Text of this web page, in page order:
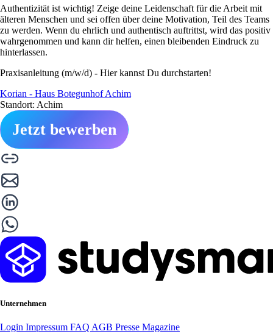
Authentizität ist wichtig! Zeige deine Leidenschaft für die Arbeit mit
älteren Menschen und sei offen über deine Motivation, Teil des Teams
zu werden. Wenn du ehrlich und authentisch auftrittst, wird das positiv
wahrgenommen und kann dir helfen, einen bleibenden Eindruck zu
hinterlassen.
Praxisanleitung (m/w/d) - Hier kannst Du durchstarten!
Korian - Haus Botegunhof Achim
Standort: Achim
Jetzt bewerben
Unternehmen
Login Impressum FAQ AGB Presse Magazine